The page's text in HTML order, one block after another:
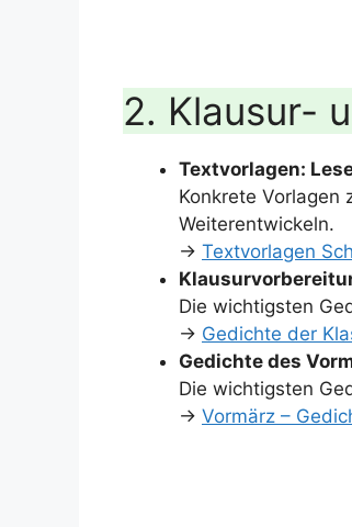
2. Klausur-
Textvorlagen:
Konkrete Vorlagen
Weiterentwickeln.
→ Textvorlagen
Die wichtigsten
→ Gedichte der
Gedichte des
Die wichtigsten
→ Vormärz –